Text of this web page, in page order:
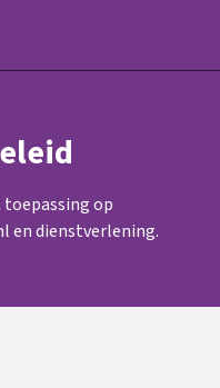
toepassing op
en dienstverlening.